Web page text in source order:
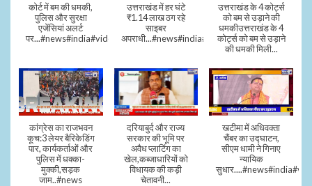
कोर्ट में बम की धमकी,
पुलिस और सुरक्षा
एजेंसियां अलर्ट
पर...#news#india#video#viral
उत्तराखंड में हर घंटे
₹1.14 लाख ठग रहे
साइबर
अपराधी...#news#india#video#viral
उत्तराखंड के 4 कोर्ट्स
को बम से उड़ाने की
धमकीउत्तराखंड के 4
कोर्ट्स को बम से उड़ाने
की धमकी मिली...
कांग्रेस का राजभवन
कूच:3 लेयर बैरिकेडिंग
पार, कार्यकर्ताओं और
पुलिस में धक्का-
मुक्की,सड़क
जाम..#news
दरियाबुर्द और राज्य
सरकार की भूमि पर
अवैध प्लाटिंग का
खेल,कब्जाधारियों को
विधायक की कड़ी
चेतावनी...
खटीमा में अधिवक्ता
चैंबर का उद्घाटन,
सीएम धामी ने गिनाए
न्यायिक